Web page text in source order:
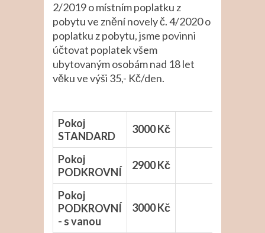
2/2019 o místním poplatku z
pobytu ve znění novely č. 4/2020 o
poplatku z pobytu, jsme povinni
účtovat poplatek všem
ubytovaným osobám nad 18 let
věku ve výši 35,- Kč/den.
Pokoj
STANDARD
3000 Kč
Pokoj
PODKROVNÍ
2900 Kč
Pokoj
PODKROVNÍ
- s vanou
3000 Kč